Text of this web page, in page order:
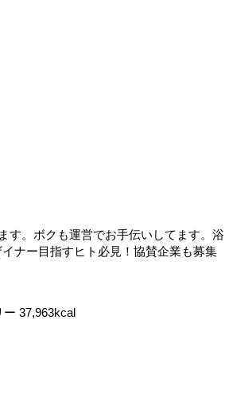
す。ボクも運営でお手伝いしてます。浴
イナー目指すヒト必見！協賛企業も募集
37,963kcal